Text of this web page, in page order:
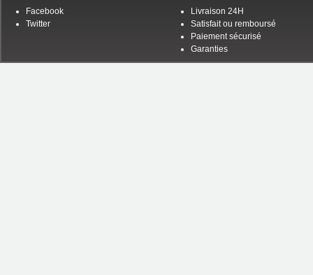
Facebook
Twitter
Livraison 24H
Satisfait ou remboursé
Paiement sécurisé
Garanties